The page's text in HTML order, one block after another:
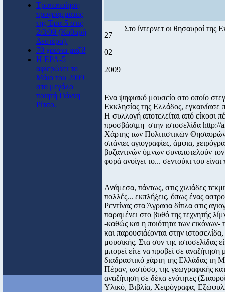
Τροποποίηση
προγράμματος
της Έρα-5 στις
2/3/09 (Καθαρή
Δευτέρα).
70 χρόνια μαζί!
Η ΕΡΑ-5
αφιερώνει το
Μάιο του 2009
στο μεγάλο
ποιητή Γιάννη
Ρίτσο.
27
02
2009
Στο ίντερνετ οι θησαυροί της
Ενα ψηφιακό μουσείο στο οποίο
Εκκλησίας της Ελλάδος,
Η συλλογή αποτελείται από είκοσι
προσβάσιμη στην ιστοσελίδα http://
Χάρτης των Πολιτιστικών
σπάνιες αγιογραφίες, άμφια,
βυζαντινών ύμνων συναποτελούν
φορά ανοίγει το... σεντούκι του
Ανάμεσα, πάντως, στις χιλιάδες
πολλές... εκπλήξεις, όπως ένας
Ρεντίνας στα Άγραφα δίπλα στις
παραμένει στο βυθό της τεχνητής
-καθώς και η ποιότητα των εικόνων-
και παρουσιάζονται στην
μουσικής. Στα συν της ιστοσελίδας
μπορεί είτε να προβεί σε
διαδραστικό χάρτη της Ελλάδας τη
Πέραν, ωστόσο, της γεωγραφικής
αναζήτηση σε δέκα ενότητες
Υλικό, Βιβλία, Χειρόγραφα,